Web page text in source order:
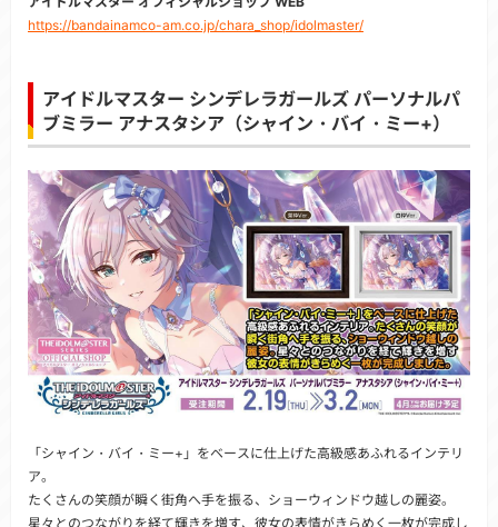
https://bandainamco-am.co.jp/chara_shop/idolmaster/
アイドルマスター シンデレラガールズ パーソナルパ
ブミラー アナスタシア（シャイン・バイ・ミー+）
「シャイン・バイ・ミー+」をベースに仕上げた高級感あふれるインテリ
ア。
たくさんの笑顔が瞬く街角へ手を振る、ショーウィンドウ越しの麗姿。
星々とのつながりを経て輝きを増す、彼女の表情がきらめく一枚が完成し